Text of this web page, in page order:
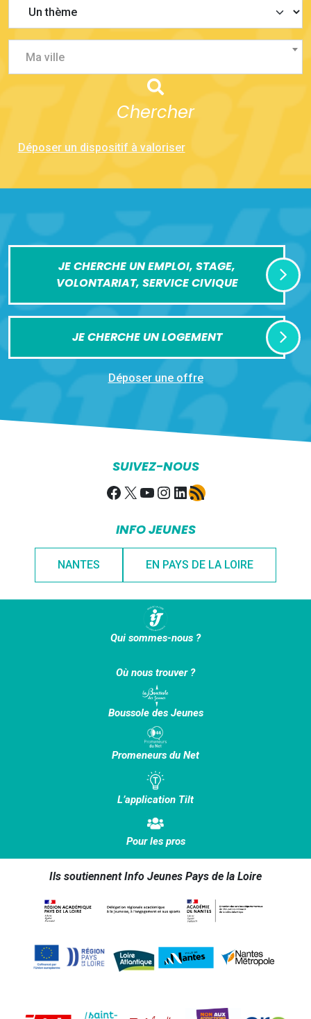
Ma ville
Chercher
Déposer un dispositif à valoriser
JE CHERCHE UN EMPLOI, STAGE,
VOLONTARIAT, SERVICE CIVIQUE
JE CHERCHE UN LOGEMENT
Déposer une offre
SUIVEZ-NOUS
Facebook
X YouTube
Instagram
LinkedIn
Flux RSS
INFO JEUNES
NANTES EN PAYS DE LA LOIRE
Qui sommes-nous ?
Où nous trouver ?
Boussole des Jeunes
Promeneurs du Net
L’application Tilt
Pour les pros
Ils soutiennent Info Jeunes Pays de la Loire